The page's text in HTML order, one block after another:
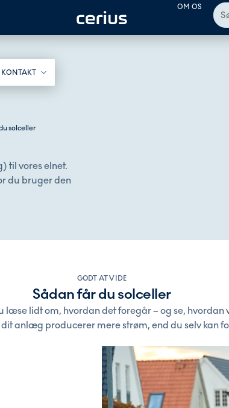
OM OS
solceller
til vores elnet.
du bruger den
GODT AT VIDE
Sådan får du solceller
læse lidt om, hvordan det foregår – og se, hvordan
dit anlæg producerer mere strøm, end du selv kan